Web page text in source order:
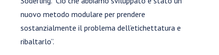
nuovo metodo modulare per prendere
sostanzialmente il problema dell’etichettatura e
ribaltarlo”.